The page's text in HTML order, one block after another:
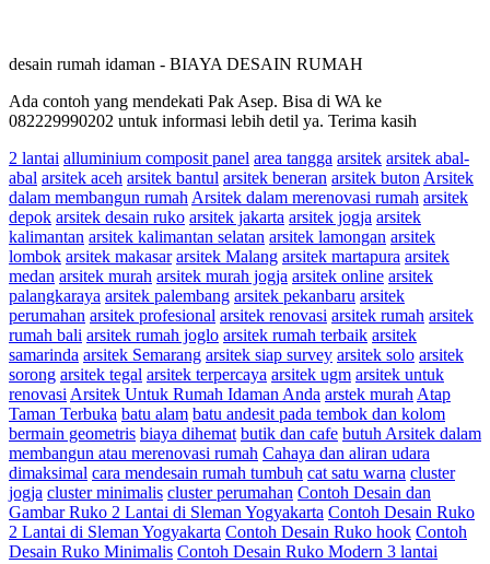
desain rumah idaman - BIAYA DESAIN RUMAH
Ada contoh yang mendekati Pak Asep. Bisa di WA ke
082229990202 untuk informasi lebih detil ya. Terima kasih
2 lantai alluminium composit panel area tangga arsitek arsitek abal-
abal arsitek aceh arsitek bantul arsitek beneran arsitek buton Arsitek
dalam membangun rumah Arsitek dalam merenovasi rumah arsitek
depok arsitek desain ruko arsitek jakarta arsitek jogja arsitek
kalimantan arsitek kalimantan selatan arsitek lamongan arsitek
lombok arsitek makasar arsitek Malang arsitek martapura arsitek
medan arsitek murah arsitek murah jogja arsitek online arsitek
palangkaraya arsitek palembang arsitek pekanbaru arsitek
perumahan arsitek profesional arsitek renovasi arsitek rumah arsitek
rumah bali arsitek rumah joglo arsitek rumah terbaik arsitek
samarinda arsitek Semarang arsitek siap survey arsitek solo arsitek
sorong arsitek tegal arsitek terpercaya arsitek ugm arsitek untuk
renovasi Arsitek Untuk Rumah Idaman Anda arstek murah Atap
Taman Terbuka batu alam batu andesit pada tembok dan kolom
bermain geometris biaya dihemat butik dan cafe butuh Arsitek dalam
membangun atau merenovasi rumah Cahaya dan aliran udara
dimaksimal cara mendesain rumah tumbuh cat satu warna cluster
jogja cluster minimalis cluster perumahan Contoh Desain dan
Gambar Ruko 2 Lantai di Sleman Yogyakarta Contoh Desain Ruko
2 Lantai di Sleman Yogyakarta Contoh Desain Ruko hook Contoh
Desain Ruko Minimalis Contoh Desain Ruko Modern 3 lantai